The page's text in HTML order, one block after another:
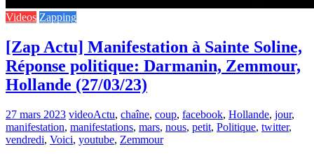
Videos Zapping
[Zap Actu] Manifestation à Sainte Soline,
Réponse politique: Darmanin, Zemmour,
Hollande (27/03/23)
27 mars 2023 videoActu, chaîne, coup, facebook, Hollande, jour,
manifestation, manifestations, mars, nous, petit, Politique, twitter,
vendredi, Voici, youtube, Zemmour